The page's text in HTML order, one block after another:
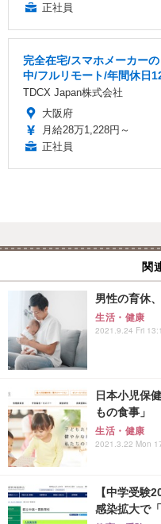
正社員
完全在宅/スマホメーカー
中/フルリモート/年間休日
TDCX Japan株式会社
大阪府
月給28万1,228円～
正社員
関
男性の育休
生活・健康
2021.9.24 Fri
日本小児保
もの食事」
生活・健康
2021.3.22 Mon
【中学受験
感染拡大で